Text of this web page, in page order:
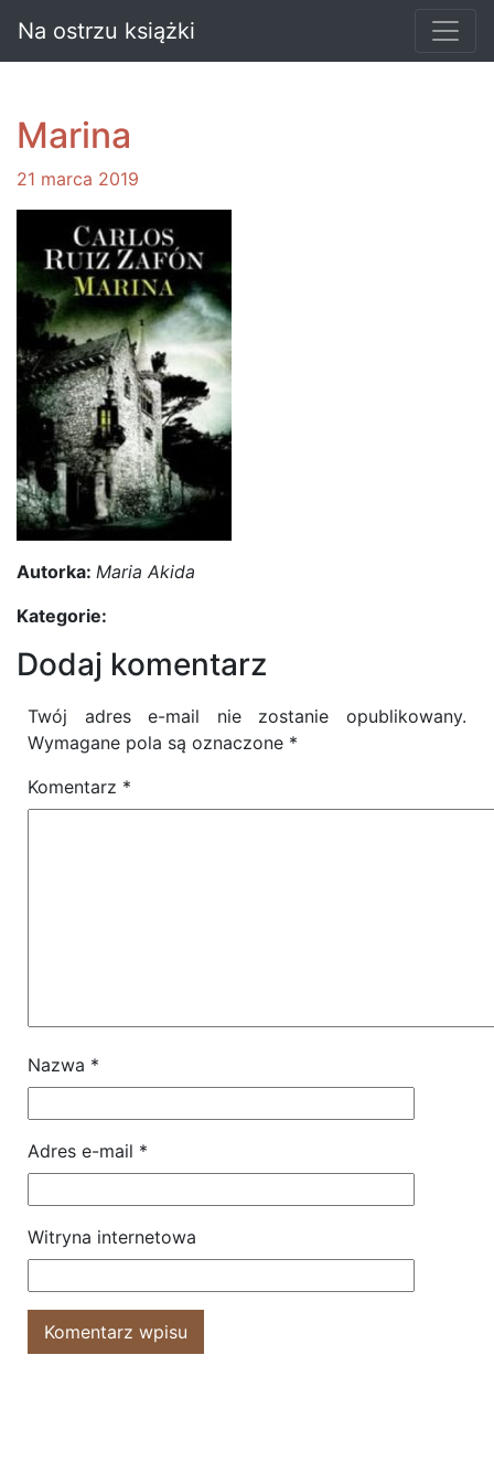
Na ostrzu książki
Marina
21 marca 2019
Autorka: Maria Akida
Kategorie:
Dodaj komentarz
Twój adres e-mail nie zostanie opublikowany.
Wymagane pola są oznaczone *
Komentarz *
Nazwa *
Adres e-mail *
Witryna internetowa